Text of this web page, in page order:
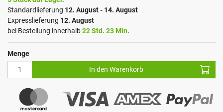
Standardlieferung 12. August - 14. August
Expresslieferung 12. August
bei Bestellung innerhalb22 Std. 23 Min.
Menge
In den Warenkorb